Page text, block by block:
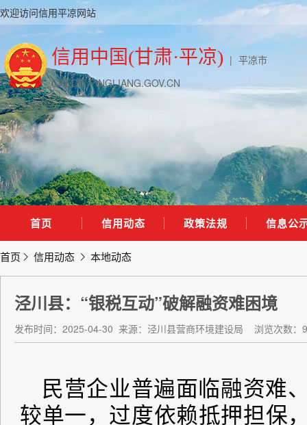
欢迎访问信用平凉网站
信用中国(甘肃·平凉) | 平凉市
CREDIT.PINGLIANG.GOV.CN
首页 信用动态 政策法规 信息公
首页 信用动态 本地动态
泾川县：“银税互动”破解融资难困境
发布时间：2025-04-30 来源：泾川县营商环境建设局 浏览次数：